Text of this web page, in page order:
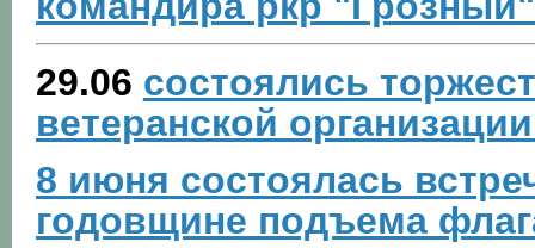
29.06 состоялись
ветеранской
8 июня состоялась
годовщине подъема